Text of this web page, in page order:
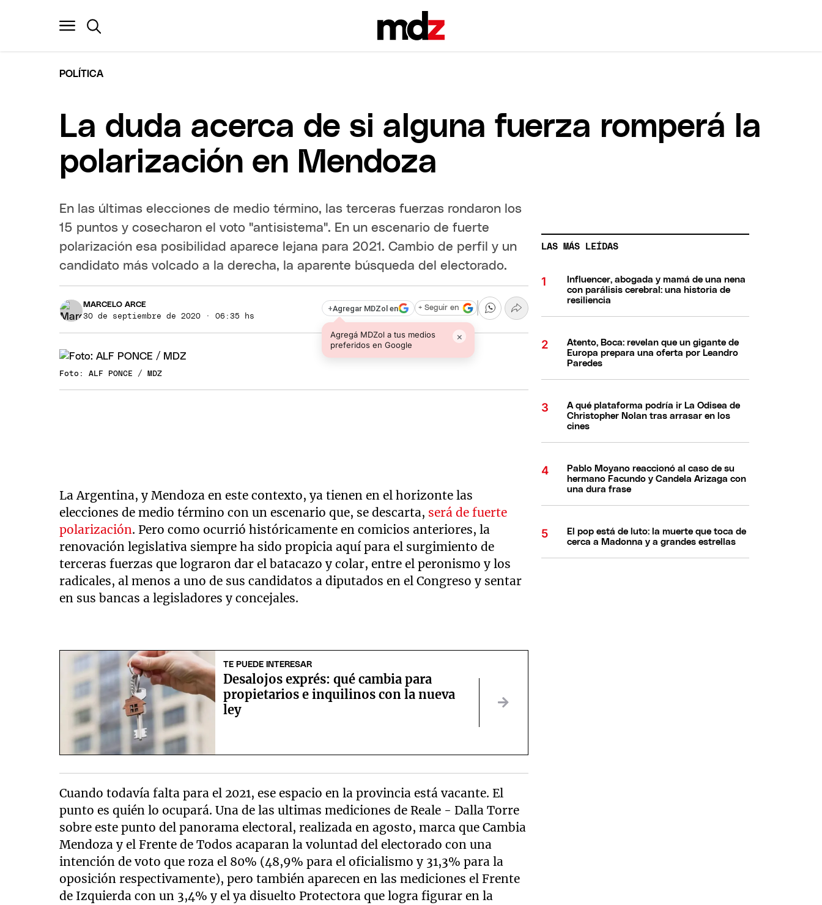
POLÍTICA
La duda acerca de si alguna fuerza romperá la
polarización en Mendoza
En las últimas elecciones de medio término, las terceras fuerzas rondaron los
15 puntos y cosecharon el voto "antisistema". En un escenario de fuerte
polarización esa posibilidad aparece lejana para 2021. Cambio de perfil y un
candidato más volcado a la derecha, la aparente búsqueda del electorado.
MARCELO ARCE
30 de septiembre de 2020 · 06:35 hs
+Agregar MDZol en
Agregá MDZol a tus medios
preferidos en Google
×
+ Seguir en
Foto: ALF PONCE / MDZ
La Argentina, y Mendoza en este contexto, ya tienen en el horizonte las
elecciones de medio término con un escenario que, se descarta, será de fuerte
polarización. Pero como ocurrió históricamente en comicios anteriores, la
renovación legislativa siempre ha sido propicia aquí para el surgimiento de
terceras fuerzas que lograron dar el batacazo y colar, entre el peronismo y los
radicales, al menos a uno de sus candidatos a diputados en el Congreso y sentar
en sus bancas a legisladores y concejales.
TE PUEDE INTERESAR
Desalojos exprés: qué cambia para
propietarios e inquilinos con la nueva
ley
Cuando todavía falta para el 2021, ese espacio en la provincia está vacante. El
punto es quién lo ocupará. Una de las ultimas mediciones de Reale - Dalla Torre
sobre este punto del panorama electoral, realizada en agosto, marca que Cambia
Mendoza y el Frente de Todos acaparan la voluntad del electorado con una
intención de voto que roza el 80% (48,9% para el oficialismo y 31,3% para la
oposición respectivamente), pero también aparecen en las mediciones el Frente
de Izquierda con un 3,4% y el ya disuelto Protectora que logra figurar en la
LAS MÁS LEÍDAS
Influencer, abogada y mamá de una nena
con parálisis cerebral: una historia de
resiliencia
Atento, Boca: revelan que un gigante de
Europa prepara una oferta por Leandro
Paredes
A qué plataforma podría ir La Odisea de
Christopher Nolan tras arrasar en los
cines
Pablo Moyano reaccionó al caso de su
hermano Facundo y Candela Arizaga con
una dura frase
El pop está de luto: la muerte que toca de
cerca a Madonna y a grandes estrellas